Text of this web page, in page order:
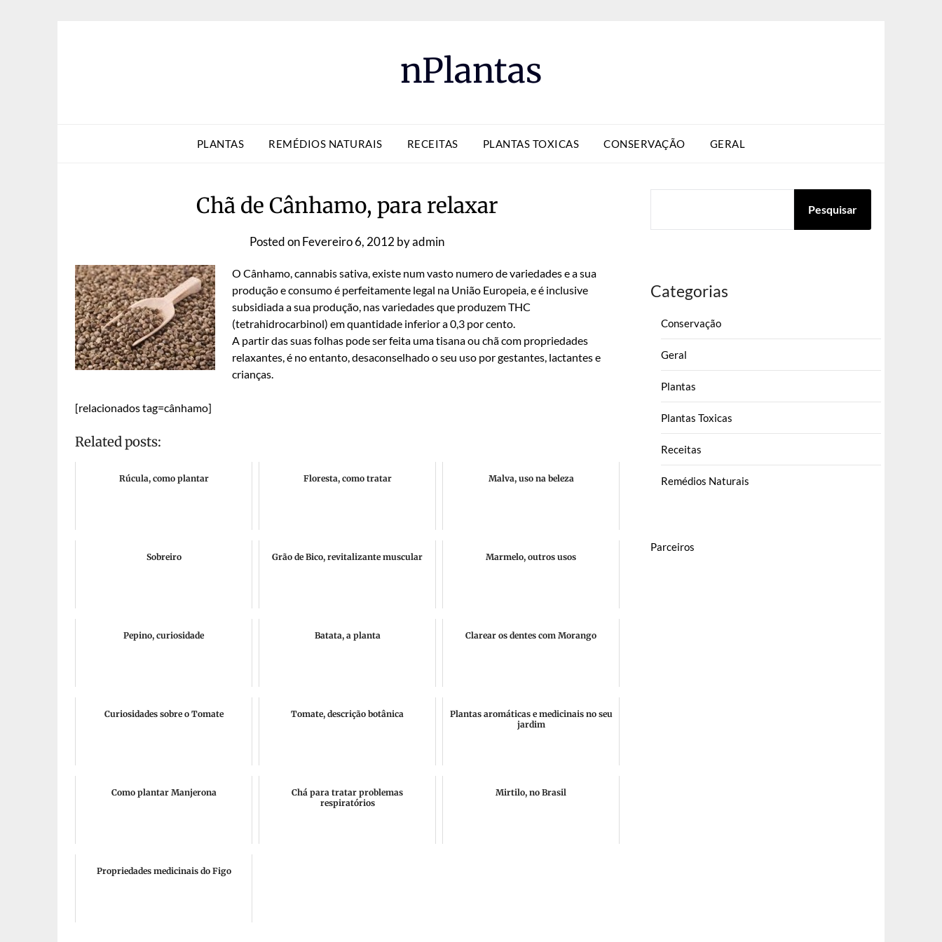
nPlantas
PLANTAS REMÉDIOS NATURAIS RECEITAS PLANTAS TOXICAS CONSERVAÇÃO GERAL
Chã de Cânhamo, para relaxar
Posted onFevereiro 6, 2012 byadmin
O Cânhamo, cannabis sativa, existe num vasto numero de variedades e a sua
produção e consumo é perfeitamente legal na União Europeia, e é inclusive
subsidiada a sua produção, nas variedades que produzem THC
(tetrahidrocarbinol) em quantidade inferior a 0,3 por cento.
A partir das suas folhas pode ser feita uma tisana ou chã com propriedades
relaxantes, é no entanto, desaconselhado o seu uso por gestantes, lactantes e
crianças.
[relacionados tag=cânhamo]
Related posts:
Rúcula, como plantar Floresta, como tratar Malva, uso na beleza
Sobreiro Grão de Bico, revitalizante muscular Marmelo, outros usos
Pepino, curiosidade Batata, a planta Clarear os dentes com Morango
Curiosidades sobre o Tomate Tomate, descrição botânica
Plantas aromáticas e medicinais no seu
jardim
Como plantar Manjerona
Chá para tratar problemas
respiratórios
Mirtilo, no Brasil
Propriedades medicinais do Figo
Pesquisar
Categorias
Conservação
Geral
Plantas
Plantas Toxicas
Receitas
Remédios Naturais
Parceiros